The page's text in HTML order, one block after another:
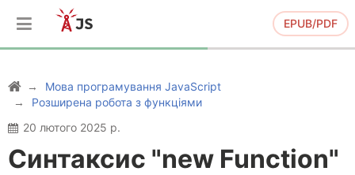
EPUB/PDF
Мова програмування JavaScript
Розширена робота з функціями
20 лютого 2025 р.
Синтаксис "new Function"